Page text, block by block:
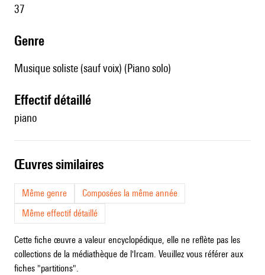
37
genre
Musique soliste (sauf voix) (Piano solo)
effectif détaillé
piano
œuvres similaires
Même genre
Composées la même année
Même effectif détaillé
Cette fiche œuvre a valeur encyclopédique, elle ne reflète pas les
collections de la médiathèque de l'Ircam. Veuillez vous référer aux
fiches "partitions".